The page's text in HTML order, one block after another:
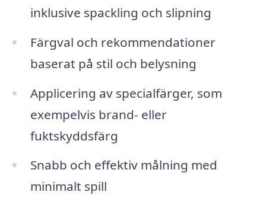
inklusive spackling och slipning
Färgval och rekommendationer
baserat på stil och belysning
Applicering av specialfärger, som
exempelvis brand- eller
fuktskyddsfärg
Snabb och effektiv målning med
minimalt spill